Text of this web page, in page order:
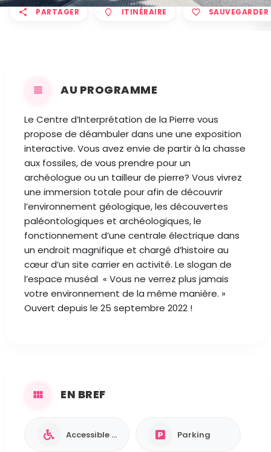
PARTAGER ITINÉRAIRE SAUVEGARDER
AU PROGRAMME
Le Centre d’Interprétation de la Pierre vous
propose de déambuler dans une une exposition
interactive. Vous avez envie de partir à la chasse
aux fossiles, de vous prendre pour un
archéologue ou un tailleur de pierre? Vous vivrez
une immersion totale pour afin de découvrir
l’environnement géologique, les découvertes
paléontologiques et archéologiques, le
fonctionnement d’une centrale électrique dans
un endroit magnifique et chargé d’histoire au
cœur d’un site carrier en activité. Le slogan de
l’espace muséal « Vous ne verrez plus jamais
votre environnement de la même manière. »
Ouvert depuis le 25 septembre 2022 !
EN BREF
Accessible PMR ♿ Parking